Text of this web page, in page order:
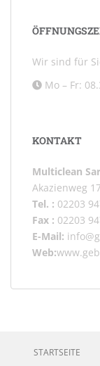
Wir sind für
Mo – Fr:
KONTAKT
Multiclean
Akazienweg
Tel. : 02203
Fax : 02203
E-Mail:
Web:
STARTSEITE